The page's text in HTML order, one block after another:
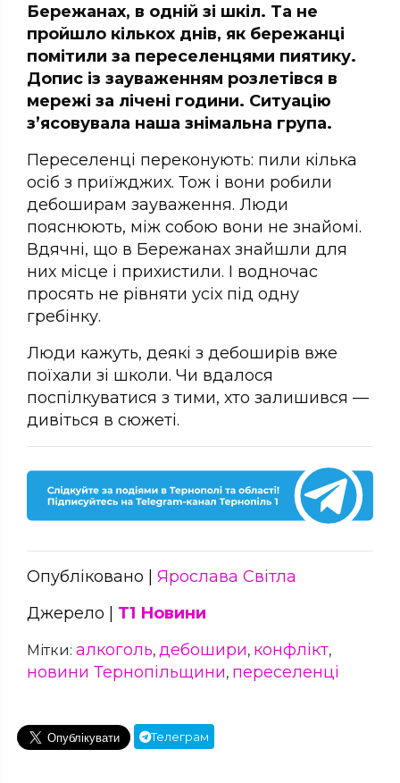
Бережанах, в одній зі шкіл. Та не
пройшло кількох днів, як бережанці
помітили за переселенцями пиятику.
Допис із зауваженням розлетівся в
мережі за лічені години. Ситуацію
з’ясовувала наша знімальна група.
Переселенці переконують: пили кілька
осіб з приїжджих. Тож і вони робили
дебоширам зауваження. Люди
пояснюють, між собою вони не знайомі.
Вдячні, що в Бережанах знайшли для
них місце і прихистили. І водночас
просять не рівняти усіх під одну
гребінку.
Люди кажуть, деякі з дебоширів вже
поїхали зі школи. Чи вдалося
поспілкуватися з тими, хто залишився —
дивіться в сюжеті.
Опубліковано | Ярослава Світла
Джерело | Т1 Новини
Мітки: алкоголь, дебошири, конфлікт,
новини Тернопільщини, переселенці
Телеграм